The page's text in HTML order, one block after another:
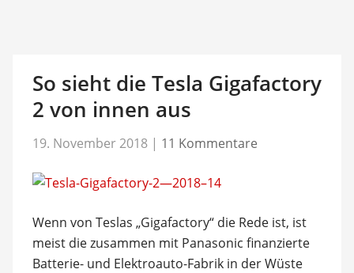
So sieht die Tesla Gigafactory
2 von innen aus
19. November 2018 | 11 Kommentare
Wenn von Teslas „Gigafactory“ die Rede ist, ist
meist die zusammen mit Panasonic finanzierte
Batterie- und Elektroauto-Fabrik in der Wüste